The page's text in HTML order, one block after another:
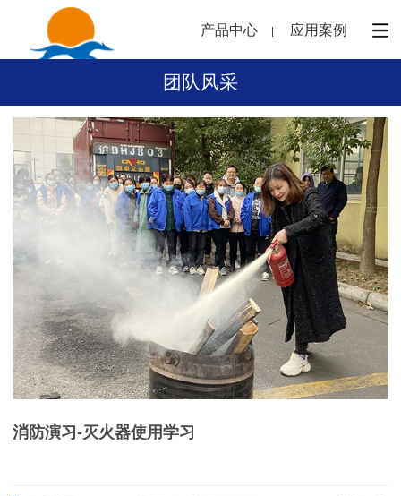
产品中心 应用案例
团队风采
消防演习-灭火器使用学习